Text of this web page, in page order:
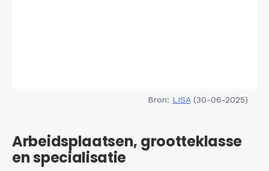
Bron: LISA(30-06-2025)
Arbeidsplaatsen, grootteklasse
en specialisatie